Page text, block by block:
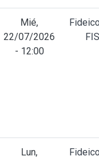
Mié,
22/07/2026
- 12:00
Lun,